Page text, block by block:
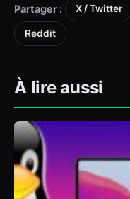
Partager : X / Twitter
Reddit
À lire aussi